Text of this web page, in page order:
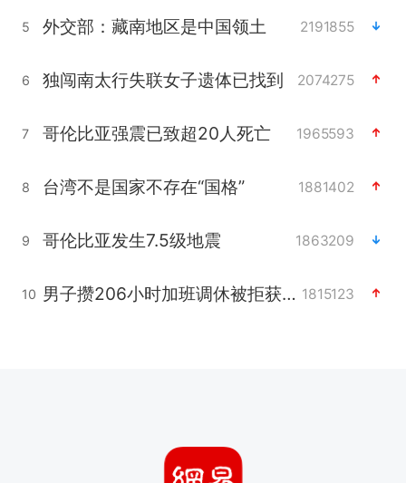
5 外交部：藏南地区是中国领土 2191855
6 独闯南太行失联女子遗体已找到 2074275
7 哥伦比亚强震已致超20人死亡 1965593
8 台湾不是国家不存在“国格” 1881402
9 哥伦比亚发生7.5级地震 1863209
10 男子攒206小时加班调休被拒获赔1.6万 1815123